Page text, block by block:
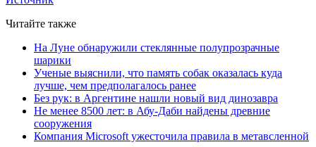
Читайте также
На Луне обнаружили стеклянные полупрозрачные
шарики
Ученые выяснили, что память собак оказалась куда
лучше, чем предполагалось ранее
Без рук: в Аргентине нашли новый вид динозавра
Не менее 8500 лет: в Абу-Даби найдены древние
сооружения
Компания Microsoft ужесточила правила в метавсленной